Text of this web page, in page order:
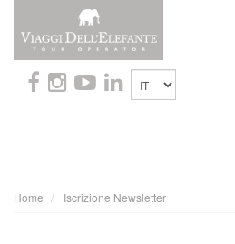
Home Iscrizione Newsletter